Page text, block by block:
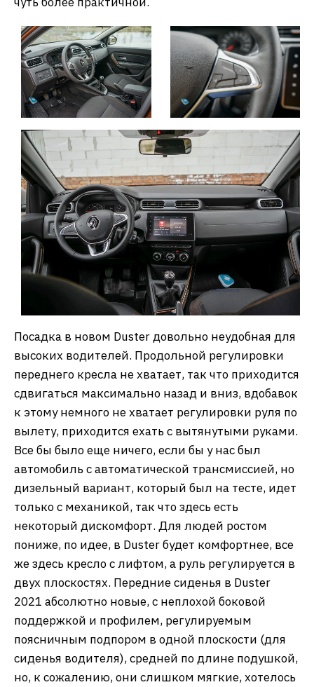
Посадка в новом Duster довольно неудобная для
высоких водителей. Продольной регулировки
переднего кресла не хватает, так что приходится
сдвигаться максимально назад и вниз, вдобавок
к этому немного не хватает регулировки руля по
вылету, приходится ехать с вытянутыми руками.
Все бы было еще ничего, если бы у нас был
автомобиль с автоматической трансмиссией, но
дизельный вариант, который был на тесте, идет
только с механикой, так что здесь есть
некоторый дискомфорт. Для людей ростом
пониже, по идее, в Duster будет комфортнее, все
же здесь кресло с лифтом, а руль регулируется в
двух плоскостях. Передние сиденья в Duster
2021 абсолютно новые, с неплохой боковой
поддержкой и профилем, регулируемым
поясничным подпором в одной плоскости (для
сиденья водителя), средней по длине подушкой,
но, к сожалению, они слишком мягкие, хотелось